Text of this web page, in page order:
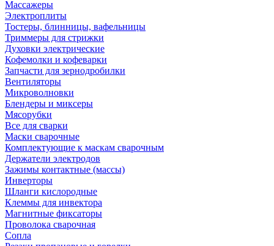
Массажеры
Электроплиты
Тостеры, блинницы, вафельницы
Триммеры для стрижки
Духовки электрические
Кофемолки и кофеварки
Запчасти для зернодробилки
Вентиляторы
Микроволновки
Блендеры и миксеры
Мясорубки
Все для сварки
Маски сварочные
Комплектующие к маскам сварочным
Держатели электродов
Зажимы контактные (массы)
Инверторы
Шланги кислородные
Клеммы для инвектора
Магнитные фиксаторы
Проволока сварочная
Сопла